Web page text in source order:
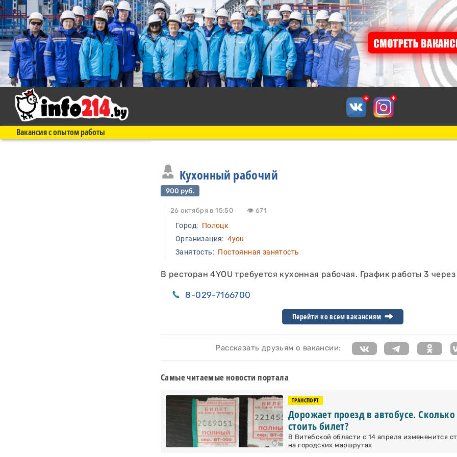
Вакансия с опытом работы
Кухонный рабочий
900 руб.
26 октября в 15:50 👁 671
Город: Полоцк
Организация: 4you
Занятость: Постоянная занятость
В ресторан 4YOU требуется кухонная рабочая. График работы 3
8-029-7166700
Перейти ко всем вакансиям
Рассказать друзьям о вакансии:
Самые читаемые новости портала
ТРАНСПОРТ
Дорожает проезд в автобусе. Сколько
стоить билет?
В Витебской области с 14 апреля измененится
на городских маршрутах